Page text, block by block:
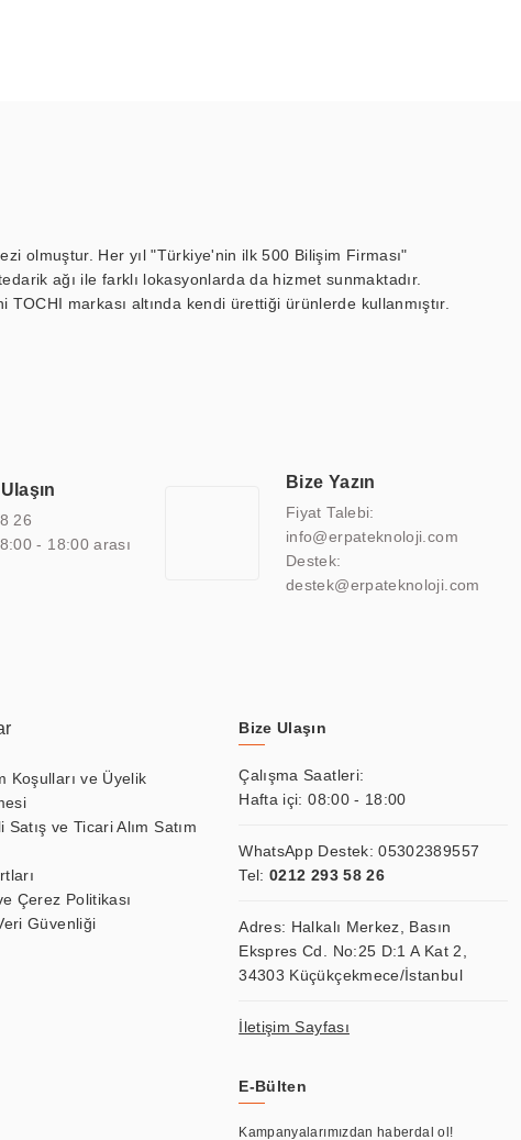
olmuştur. Her yıl "Türkiye'nin ilk 500 Bilişim Firması"
ağı ile farklı lokasyonlarda da hizmet sunmaktadır.
markası altında kendi ürettiği ürünlerde kullanmıştır.
bir şekilde hareket etmektedir. Kaliteli ekipmanı, uzman kadroları,
sağlamaktadır.
26
- 18:00 arası
Bize Yazın
Fiyat Talebi:
info@erpateknoloji.com
Destek:
destek@erpateknoloji.com
Koşulları ve Üyelik
Satış ve Ticari Alım Satım
Çerez Politikası
Güvenliği
Bize Ulaşın
Çalışma Saatleri:
Hafta içi: 08:00 - 18:00
WhatsApp Destek:05302389557
Tel: 0212 293 58 26
Adres: Halkalı Merkez, Basın
Ekspres Cd. No:25 D:1 A Kat 2,
34303 Küçükçekmece/İstanbul
İletişim Sayfası
E-Bülten
Kampanyalarımızdan haberdal ol!